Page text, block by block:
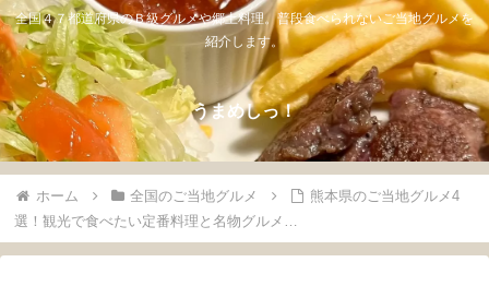
全国４７都道府県のＢ級グルメや郷土料理。普段食べられないご当地グルメを
紹介します。
うまめしっ！
ホーム 全国のご当地グルメ
熊本県のご当地グルメ4
選！観光で食べたい定番料理と名物グルメ…